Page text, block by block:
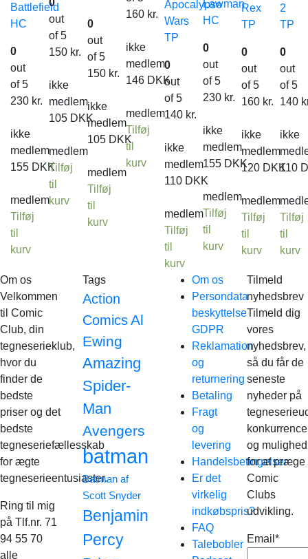
Battlefield
HC
0
out
of 5
230 kr.
ikke
medlem
155 DKK
medlem
Tilføj
til
kurv
0
out
of 5
150 kr.
ikke
medlem
105 DKK
medlem
Tilføj
til
kurv
0
out
of 5
150 kr.
ikke
medlem
105 DKK
medlem
Tilføj
til
kurv
160 kr.
ikke
medlem
146 DKK
medlem
Tilføj
til
kurv
Apocalypse
Wars
TP
0
out
of 5
140 kr.
ikke
medlem
110 DKK
medlem
Tilføj
til
kurv
Lawman
HC
0
out
of 5
230 kr.
ikke
medlem
155 DKK
medlem
Tilføj
til
kurv
Rex
TP
0
out
of 5
160 kr.
ikke
medlem
120 DKK
medlem
Tilføj
til
kurv
2
TP
0
out
of 5
140
ikke
110
Tilføj
til
kurv
Om os
Velkommen
til Comic
Club, din
tegneserieklub,
hvor du
finder de
bedste
priser og det
bedste
tegneseriefællesskab
for ægte
tegneserieentusiaster.
Ring til mig
på Tlf.nr. 71
94 55 70
alle
Tags
Action
Comics Al
Ewing
Amazing
Spider-
Man
Avengers
batman
Batman af
Scott Snyder
Benjamin
Percy
Om os
Persondata
beskyttelse
GDPR
Reklamation
og
returnering
Betaling
Fragt
og
levering
Handelsbetingelser
Er det
virkelig
indkøbspris?
FAQ
Talebobler
Tilmeld
nyhedsbrev
Tilmeld dig
vores
nyhedsbrev,
så du får de
seneste
nyheder på
og mulighed
for at præge
Comic
Clubs
udvikling.
Email*